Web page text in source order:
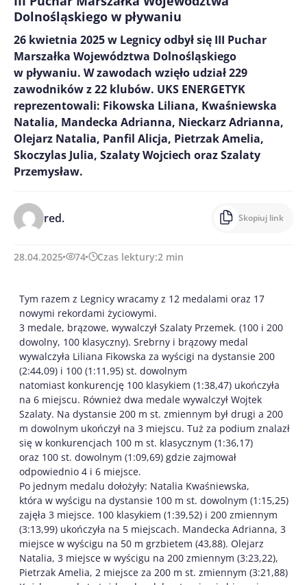
Dolnośląskiego w pływaniu
26 kwietnia 2025 w Legnicy odbył się III Puchar
Marszałka Województwa Dolnośląskiego
w pływaniu. W zawodach wzięło udział 229
zawodników z 22 klubów. UKS ENERGETYK
reprezentowali: Fikowska Liliana, Kwaśniewska
Natalia, Mandecka Adrianna, Nieckarz Adrianna,
Olejarz Natalia, Panfil Alicja, Pietrzak Amelia,
Skoczylas Julia, Szalaty Wojciech oraz Szalaty
Przemysław.
red. Skopiuj link
28.04.2025 74 Czas lektury:2 min
Tym razem z Legnicy wracamy z 12 medalami oraz 17
nowymi rekordami życiowymi.
3 medale, brązowe, wywalczył Szalaty Przemek. (100 i 200
dowolny, 100 klasyczny). Srebrny i brązowy medal
wywalczyła Liliana Fikowska za wyścigi na dystansie 200
(2:44,09) i 100 (1:11,95) st. dowolnym
natomiast konkurencję 100 klasykiem (1:38,47) ukończyła
na 6 miejscu. Również dwa medale wywalczył Wojtek
Szalaty. Na dystansie 200 m st. zmiennym był drugi a 200
m dowolnym ukończył na 3 miejscu. Tuż za podium znalazł
się w konkurencjach 100 m st. klasycznym (1:36,17)
oraz 100 st. dowolnym (1:09,69) gdzie zajmował
odpowiednio 4 i 6 miejsce.
Po jednym medalu dołożyły: Natalia Kwaśniewska,
która w wyścigu na dystansie 100 m st. dowolnym (1:15,25)
zajęła 3 miejsce. 100 klasykiem (1:39,52) i 200 zmiennym
(3:13,99) ukończyła na 5 miejscach. Mandecka Adrianna, 3
miejsce w wyścigu na 50 m grzbietem (43,88). Olejarz
Natalia, 3 miejsce w wyścigu na 200 zmiennym (3:23,22),
Pietrzak Amelia, 2 miejsce za 200 m st. zmiennym (3:21,88)